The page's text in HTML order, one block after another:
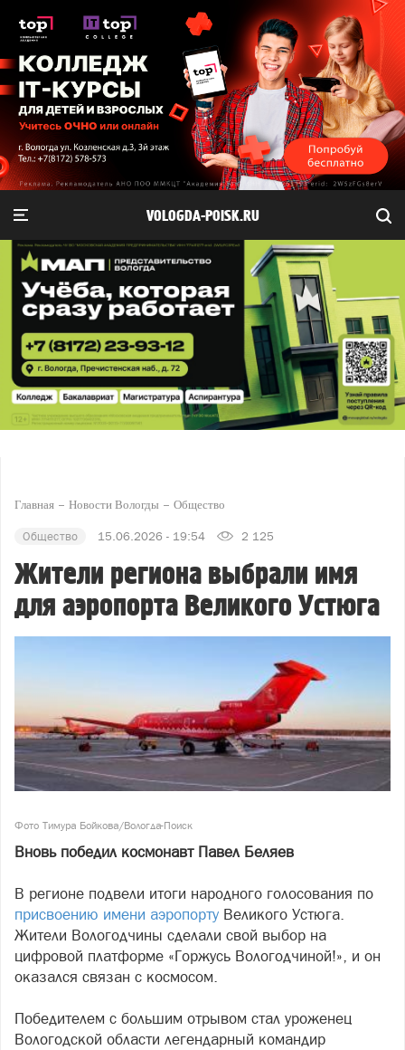
VOLOGDA-POISK.RU
Главная Новости Вологды Общество
Общество 15.06.2026 - 19:54 2 125
Жители региона выбрали имя
для аэропорта Великого Устюга
Фото Тимура Бойкова/Вологда-Поиск
Вновь победил космонавт Павел Беляев
В регионе подвели итоги народного голосования по
присвоению имени аэропорту Великого Устюга.
Жители Вологодчины сделали свой выбор на
цифровой платформе «Горжусь Вологодчиной!», и он
оказался связан с космосом.
Победителем с большим отрывом стал уроженец
Вологодской области легендарный командир